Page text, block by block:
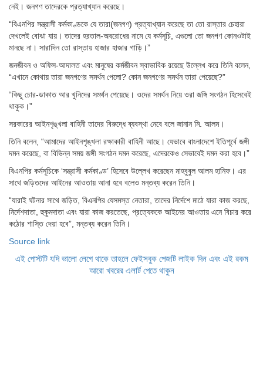
নেই। জনগণ তাদেরকে প্রত্যাখ্যান করেছে।
“বিএনপির সন্ত্রাসী কর্মকাণ্ডকে যে তারা(জনগণ) প্রত্যাখ্যান করেছে তা তো রাস্তার চেহারা
দেখলেই বোঝা যায়। তাদের হরতাল-অবরোধের নামে যে কর্মসূচি, এগুলো তো জনগণ কোনওটাই
মানছে না। সারাদিন তো রাস্তায় হাজার হাজার গাড়ি।”
জনজীবন ও অফিস-আদালত এবং মানুষের কর্মজীবন স্বাভাবিক রয়েছে উল্লেখ করে তিনি বলেন,
“এখানে কোথায় তারা জনগণের সমর্থন পেলো? কোন জনগণের সমর্থন তারা পেয়েছে?”
“কিছু চোর-ডাকাত আর খুনিদের সমর্থন পেয়েছে। ওদের সমর্থন নিয়ে ওরা জঙ্গি সংগঠন হিসেবেই
থাকুক।”
সরকারের আইনশৃঙ্খলা বাহিনী তাদের বিরুদ্ধে ব্যবস্থা নেবে বলে জানান মি. আলম।
তিনি বলেন, “আমাদের আইনশৃঙ্খলা রক্ষাকারী বাহিনী আছে। যেভাবে বাংলাদেশে ইতিপূর্বে জঙ্গী
দমন করেছে, বা বিভিন্ন সময় জঙ্গী সংগঠন দমন করেছে, এদেরকেও সেভাবেই দমন করা হবে।”
বিএনপির কর্মসূচিকে ‘সন্ত্রাসী কর্মকাণ্ড’ হিসেবে উল্লেখ করেছেন মাহবুবুল আলম হানিফ। এর
সাথে জড়িতদের আইনের আওতায় আনা হবে বলেও মন্তব্য করেন তিনি।
“যারাই ঘটনার সাথে জড়িত, বিএনপির যেসমস্ত নেতারা, তাদের নির্দেশে মাঠে যারা কাজ করছে,
নির্দেশদাতা, হুকুমদাতা এবং যারা কাজ করতেছে, প্রত্যেককে আইনের আওতায় এনে বিচার করে
কঠোর শাস্তি দেয়া হবে”, মন্তব্য করেন তিনি।
Source link
এই পোস্টটি যদি ভালো লেগে থাকে তাহলে ফেইসবুক পেজটি লাইক দিন এবং এই রকম
আরো খবরের এলার্ট পেতে থাকুন